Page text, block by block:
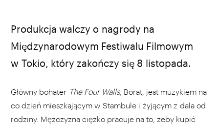
Produkcja walczy o nagrody na
Międzynarodowym Festiwalu Filmowym
w Tokio, który zakończy się 8 listopada.
Główny bohater The Four Walls, Borat, jest muzykiem na
co dzień mieszkającym w Stambule i żyjącym z dala od
rodziny. Mężczyzna ciężko pracuje na to, żeby kupić